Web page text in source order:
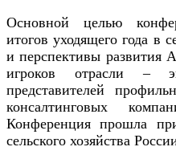
Основной целью
итогов уходящего года в
и перспективы развития
игроков отрасли –
представителей
консалтинговых
Конференция прошла
сельского хозяйства